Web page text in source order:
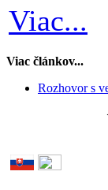
Viac...
Viac článkov...
Rozhovor s